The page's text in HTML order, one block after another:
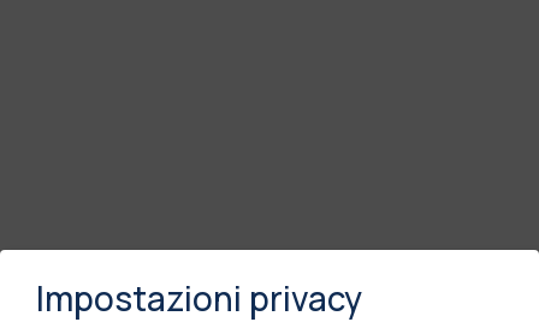
Impostazioni privacy